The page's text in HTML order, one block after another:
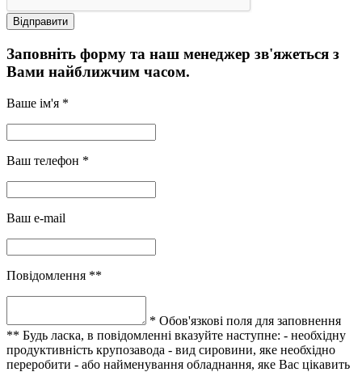
Заповніть форму та наш менеджер зв'яжеться з
Вами найближчим часом.
Ваше ім'я *
Ваш телефон *
Ваш e-mail
Повідомлення **
* Обов'язкові поля для заповнення
** Будь ласка, в повідомленні вказуйте наступне: - необхідну
продуктивність крупозавода - вид сировини, яке необхідно
переробити - або найменування обладнання, яке Вас цікавить